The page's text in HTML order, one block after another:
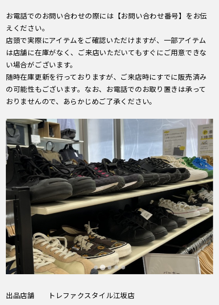
お電話でのお問い合わせの際には【お問い合わせ番号】をお伝
えください。
店頭で実際にアイテムをご確認いただけますが、一部アイテム
は店舗に在庫がなく、ご来店いただいてもすぐにご用意できな
い場合がございます。
随時在庫更新を行っておりますが、ご来店時にすでに販売済み
の可能性もございます。なお、お電話でのお取り置きは承って
おりませんので、あらかじめご了承ください。
出品店舗
トレファクスタイル江坂店